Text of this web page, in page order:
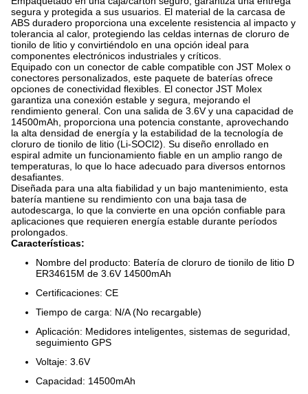
segura y protegida a sus usuarios. El material de la carcasa de
ABS duradero proporciona una excelente resistencia al impacto y
tolerancia al calor, protegiendo las celdas internas de cloruro de
tionilo de litio y convirtiéndolo en una opción ideal para
componentes electrónicos industriales y críticos.
Equipado con un conector de cable compatible con JST Molex o
conectores personalizados, este paquete de baterías ofrece
opciones de conectividad flexibles. El conector JST Molex
garantiza una conexión estable y segura, mejorando el
rendimiento general. Con una salida de 3.6V y una capacidad de
14500mAh, proporciona una potencia constante, aprovechando
la alta densidad de energía y la estabilidad de la tecnología de
cloruro de tionilo de litio (Li-SOCl2). Su diseño enrollado en
espiral admite un funcionamiento fiable en un amplio rango de
temperaturas, lo que lo hace adecuado para diversos entornos
desafiantes.
Diseñada para una alta fiabilidad y un bajo mantenimiento, esta
batería mantiene su rendimiento con una baja tasa de
autodescarga, lo que la convierte en una opción confiable para
aplicaciones que requieren energía estable durante períodos
prolongados.
Características:
Nombre del producto: Batería de cloruro de tionilo de litio D
ER34615M de 3.6V 14500mAh
Certificaciones: CE
Tiempo de carga: N/A (No recargable)
Aplicación: Medidores inteligentes, sistemas de seguridad,
seguimiento GPS
Voltaje: 3.6V
Capacidad: 14500mAh